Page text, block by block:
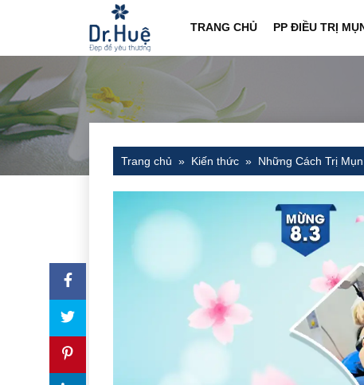
TRANG CHỦ PP ĐIỀU TRỊ
Trang chủ Kiến thức Những Cách Trị